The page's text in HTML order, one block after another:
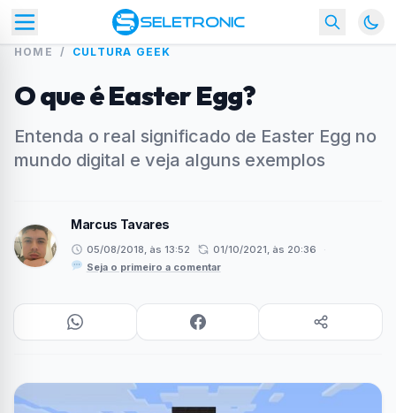
HOME / CULTURA GEEK
O que é Easter Egg?
Entenda o real significado de Easter Egg no
mundo digital e veja alguns exemplos
Marcus Tavares
05/08/2018, às 13:52 01/10/2021, às 20:36
·
Seja o primeiro a comentar